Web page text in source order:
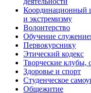
Координационный
и экстремизму
Волонтерство
Обучение
Первокурснику
Этический кодекс
Творческие клубы,
Здоровье и спорт
Студенческое
Общежитие